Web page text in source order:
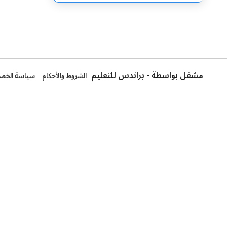
مشغل بواسطة - براندس للتعليم الشروط والأحكام سياسة